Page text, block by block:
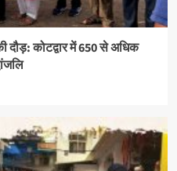
दौड़: कोटद्वार में 650 से अधिक